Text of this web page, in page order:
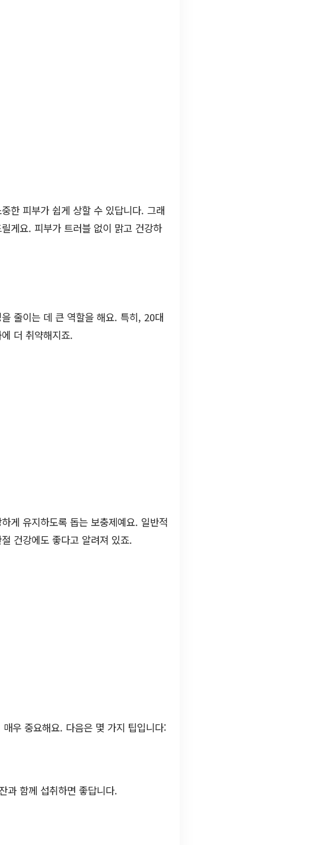
한 피부가 쉽게 상할 수 있답니다. 그래
게요. 피부가 트러블 없이 맑고 건강하
줄이는 데 큰 역할을 해요. 특히, 20대
더 취약해지죠.
게 유지하도록 돕는 보충제예요. 일반적
건강에도 좋다고 알려져 있죠.
우 중요해요. 다음은 몇 가지 팁입니다:
과 함께 섭취하면 좋답니다.